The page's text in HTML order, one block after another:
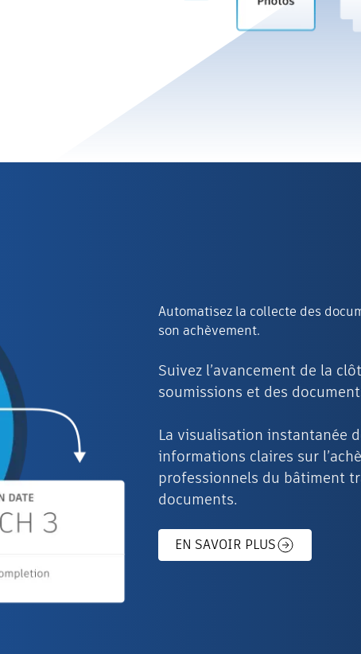
Automatisez la collecte des
son achèvement.
Suivez l’avancement de la
soumissions et des
La visualisation instantanée
informations claires sur
professionnels du bâtiment
documents.
EN SAVOIR PLUS